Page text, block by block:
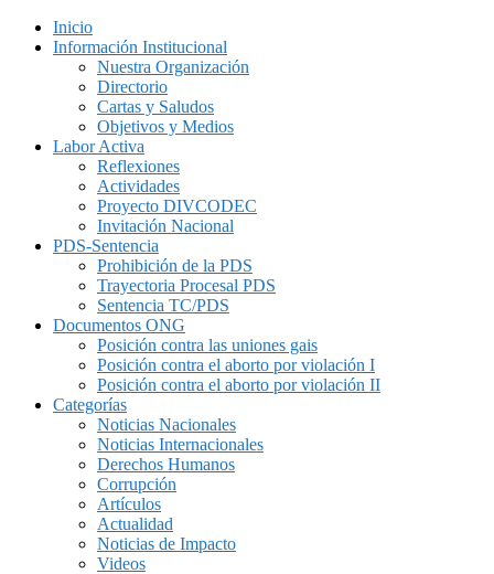
Inicio
Información Institucional
Nuestra Organización
Directorio
Cartas y Saludos
Objetivos y Medios
Labor Activa
Reflexiones
Actividades
Proyecto DIVCODEC
Invitación Nacional
PDS-Sentencia
Prohibición de la PDS
Trayectoria Procesal PDS
Sentencia TC/PDS
Documentos ONG
Posición contra las uniones gais
Posición contra el aborto por violación I
Posición contra el aborto por violación II
Categorías
Noticias Nacionales
Noticias Internacionales
Derechos Humanos
Corrupción
Artículos
Actualidad
Noticias de Impacto
Videos